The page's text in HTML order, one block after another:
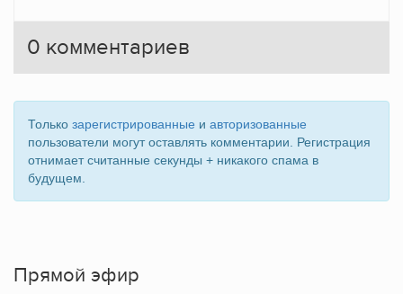
0 комментариев
Только зарегистрированные и авторизованные
пользователи могут оставлять комментарии. Регистрация
отнимает считанные секунды + никакого спама в
будущем.
Прямой эфир